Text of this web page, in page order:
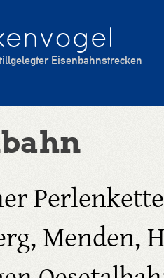
Eisenbahnstrecken
Menden,